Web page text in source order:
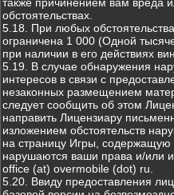
обстоятельствах.
5.18. При любых
ограничена 1 000 (Одной
при наличии в его действиях
5.19. В случае обнаружения
интересов в связи с
незаконных размещением
следует сообщить об этом
направить Лицензиару
изложением обстоятельств
на страницу Игры,
нарушаются ваши права и/или
office (at) overmobile (dot) ru.
5.20. Ввиду предоставления